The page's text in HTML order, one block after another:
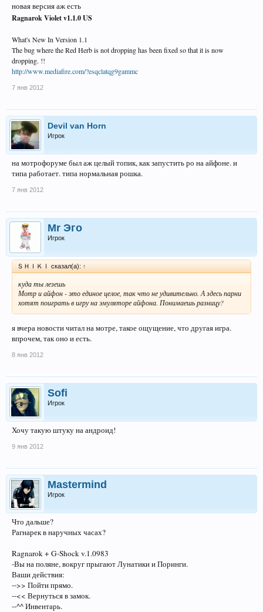
новая версия аж есть
Ragnarok Violet v1.1.0 US
What's New In Version 1.1
The bug where the Red Herb is not dropping has been fixed so that it is now
dropping. !!
http://www.mediafire.com/?esqclatqg9gammc
7 янв 2012
Devil van Horn
Игрок
на мотрофоруме был аж целый топик, как запустить ро на айфоне. и
типа работает. типа нормальная рошка.
7 янв 2012
Mr Эго
Игрок
ＳＨＩＫＩ сказал(а): ↑
куда ты лезешь
Мотр и айфон - это единое целое, так что не удивительно. А здесь парни
хотят поиграть в игру на эмуляторе айфона. Понимаешь разницу?
я вчера новости читал на мотре, такое ощущение, что другая игра.
впрочем, так оно и есть.
8 янв 2012
Sofi
Игрок
Хочу такую штуку на андроид!
9 янв 2012
Mastermind
Игрок
Что дальше?
Рагнарек в наручных часах?
Ragnarok + G-Shock v.1.0983
-Вы на поляне, вокруг прыгают Лунатики и Поринги.
Ваши действия:
-->> Пойти прямо.
--<< Вернуться в замок.
--^^ Инвентарь.